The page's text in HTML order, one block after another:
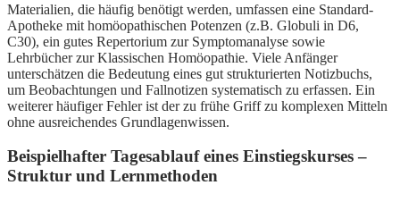
Materialien, die häufig benötigt werden, umfassen eine Standard-
Apotheke mit homöopathischen Potenzen (z.B. Globuli in D6,
C30), ein gutes Repertorium zur Symptomanalyse sowie
Lehrbücher zur Klassischen Homöopathie. Viele Anfänger
unterschätzen die Bedeutung eines gut strukturierten Notizbuchs,
um Beobachtungen und Fallnotizen systematisch zu erfassen. Ein
weiterer häufiger Fehler ist der zu frühe Griff zu komplexen Mitteln
ohne ausreichendes Grundlagenwissen.
Beispielhafter Tagesablauf eines Einstiegskurses –
Struktur und Lernmethoden